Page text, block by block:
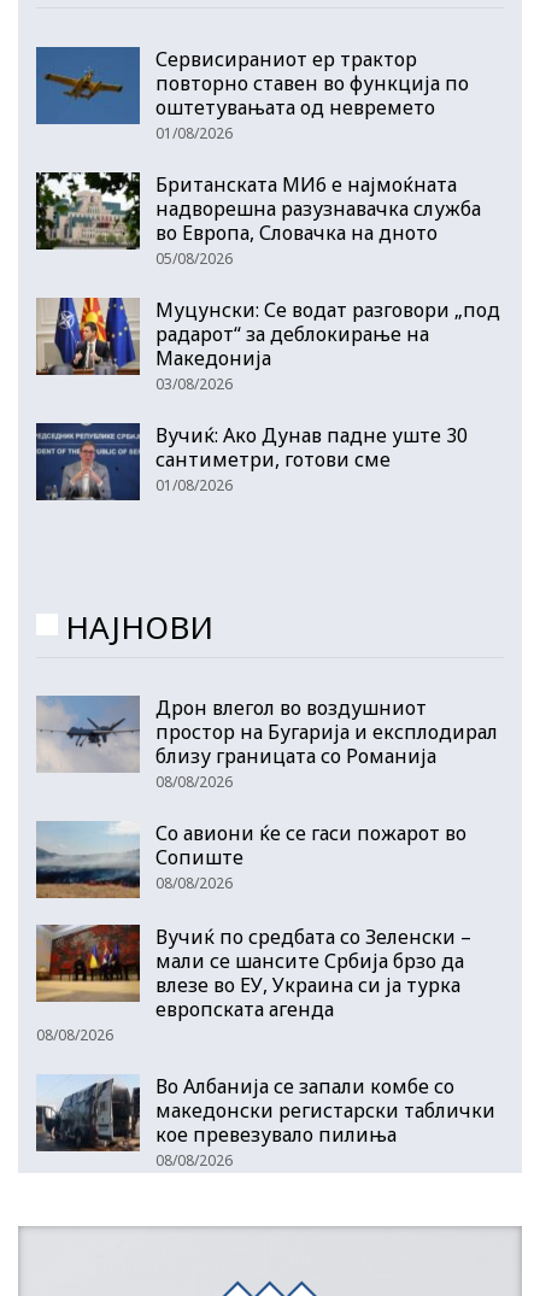
Сервисираниот ер трактор
повторно ставен во функција по
оштетувањата од невремето
01/08/2026
Британската МИ6 е најмоќната
надворешна разузнавачка служба
во Европа, Словачка на дното
05/08/2026
Муцунски: Се водат разговори „под
радарот“ за деблокирање на
Македонија
03/08/2026
Вучиќ: Ако Дунав падне уште 30
сантиметри, готови сме
01/08/2026
НАЈНОВИ
Дрон влегол во воздушниот
простор на Бугарија и експлодирал
близу границата со Романија
08/08/2026
Со авиони ќе се гаси пожарот во
Сопиште
08/08/2026
Вучиќ по средбата со Зеленски –
мали се шансите Србија брзо да
влезе во ЕУ, Украина си ја турка
европската агенда
08/08/2026
Во Албанија се запали комбе со
македонски регистарски таблички
кое превезувало пилиња
08/08/2026